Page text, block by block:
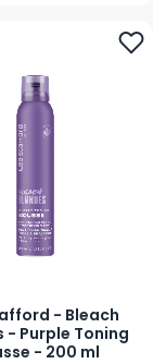
- Bleach
- Purple Toning
- 200 ml